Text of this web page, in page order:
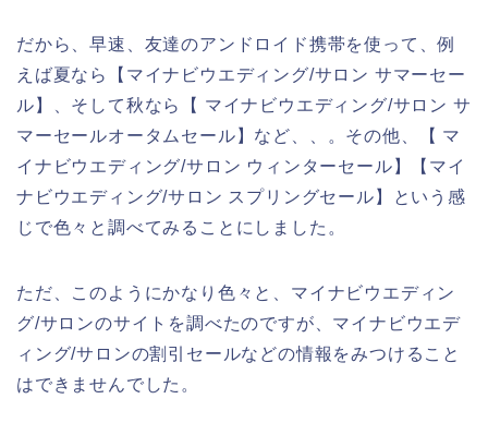
だから、早速、友達のアンドロイド携帯を使って、例
えば夏なら【マイナビウエディング/サロン サマーセー
ル】、そして秋なら【 マイナビウエディング/サロン サ
マーセールオータムセール】など、、。その他、【 マ
イナビウエディング/サロン ウィンターセール】【マイ
ナビウエディング/サロン スプリングセール】という感
じで色々と調べてみることにしました。
ただ、このようにかなり色々と、マイナビウエディン
グ/サロンのサイトを調べたのですが、マイナビウエデ
ィング/サロンの割引セールなどの情報をみつけること
はできませんでした。